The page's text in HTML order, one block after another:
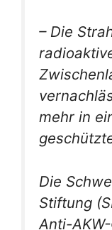
– Die
mehr in
Die
Stiftung
Anti-